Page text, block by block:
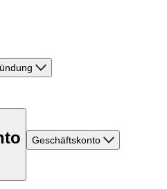
Geschäftskonto